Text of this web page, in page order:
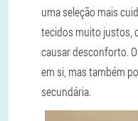
uma seleção mais
tecidos muito justos,
causar desconforto.
em si, mas também
secundária.